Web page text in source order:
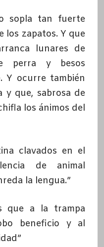
sopla tan fuerte
los zapatos. Y que
lunares de
perra y besos
Y ocurre también
y que, sabrosa de
los ánimos del
clavados en el
de animal
la lengua.”
que a la trampa
beneficio y al